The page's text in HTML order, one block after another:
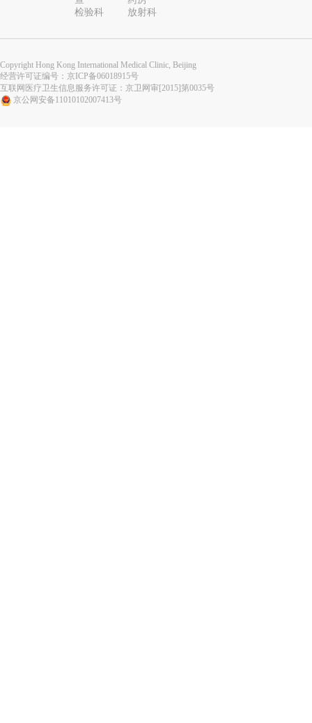
检验科
放射科
Copyright Hong Kong International Medical Clinic, Beijing
经营许可证编号： 京ICP备06018915号
互联网医疗卫生信息服务许可证：京卫网审[2015]第0035号
京公网安备11010102007413号